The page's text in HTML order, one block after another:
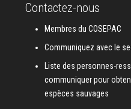
Contactez-nous
Membres du COSEPAC
Communiquez avec le
Liste des personnes-
communiquer pour
espèces sauvages